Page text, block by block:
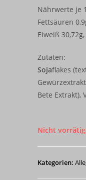
Nährwerte je
Fettsäuren
Eiweiß
Zutaten:
Sojaflakes
Bete Extrakt),
Nicht vorrätig
Kategorien:Alle